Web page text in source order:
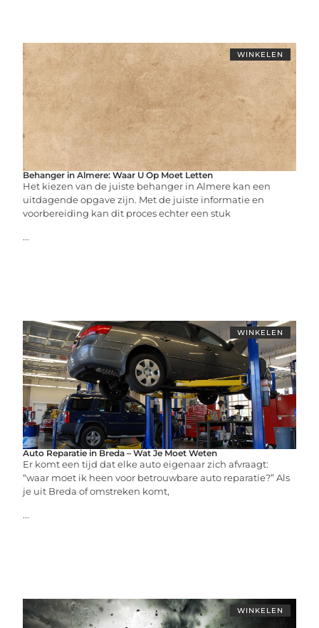
WINKELEN
Behanger in Almere: Waar U Op Moet Letten
Het kiezen van de juiste behanger in Almere kan een
uitdagende opgave zijn. Met de juiste informatie en
voorbereiding kan dit proces echter een stuk
...
WINKELEN
Auto Reparatie in Breda – Wat Je Moet Weten
Er komt een tijd dat elke auto eigenaar zich afvraagt:
“waar moet ik heen voor betrouwbare auto reparatie?” Als
je uit Breda of omstreken komt,
...
WINKELEN